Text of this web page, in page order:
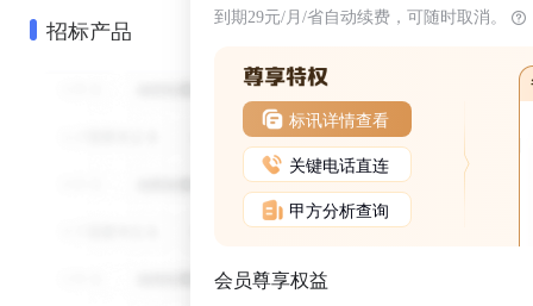
招标产品 到期29元/月/省自动续费，可随时取消。
标讯详情查看
关键电话直连
甲方分析查询
会员尊享权益